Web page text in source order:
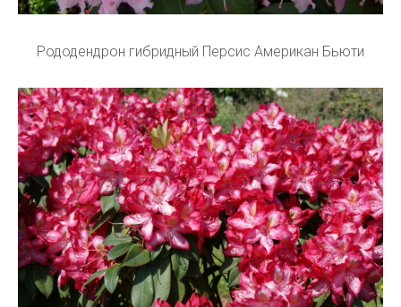
Рододендрон гибридный Персис Американ Бьюти